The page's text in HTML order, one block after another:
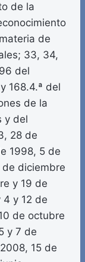
de la
de
33, 34,
del
168.4.ª del
de la
y del
28 de
1998, 5 de
diciembre
y 19 de
y 12 de
de octubre
y 7 de
15 de